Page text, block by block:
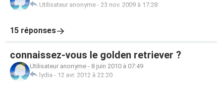
Utilisateur anonyme - 23 nov. 2009 à 17:28
15 réponses
connaissez-vous le golden retriever ?
Utilisateur anonyme - 8 juin 2010 à 07:49
lydia - 12 avr. 2012 à 22:20